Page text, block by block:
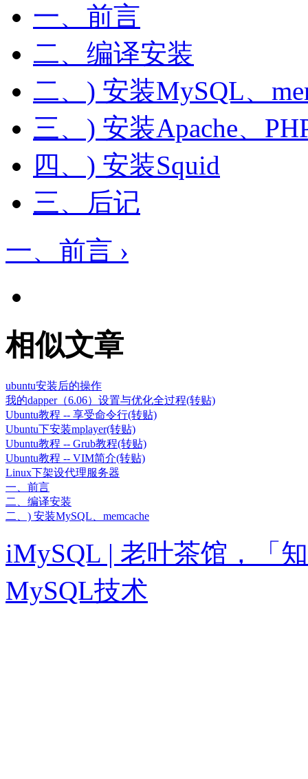
一、前言
二、编译安装
二、) 安装MySQL、
三、) 安装Apache、
四、) 安装Squid
三、后记
一、前言 ›
相似文章
ubuntu安装后的操作
我的dapper（6.06）设置与优化全过程(转贴)
Ubuntu教程 -- 享受命令行(转贴)
Ubuntu下安装mplayer(转贴)
Ubuntu教程 -- Grub教程(转贴)
Ubuntu教程 -- VIM简介(转贴)
Linux下架设代理服务器
一、前言
二、编译安装
二、) 安装MySQL、memcache
iMySQL | 老叶茶馆，「
MySQL技术